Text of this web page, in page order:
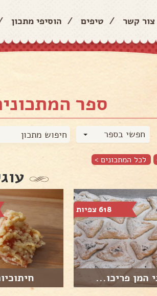
צור קשר / טיפים / הוסיפי מתכון
ספר
חפשי בספר
לכל המתכונים >
618 צפיות
המן פריכו...